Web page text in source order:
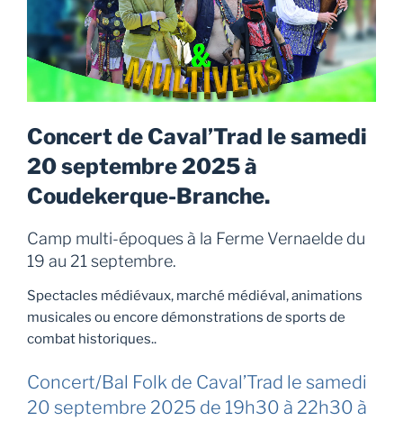
Concert de Caval’Trad le samedi
20 septembre 2025 à
Coudekerque-Branche.
Camp multi-époques à la Ferme Vernaelde du
19 au 21 septembre.
Spectacles médiévaux, marché médiéval, animations
musicales ou encore démonstrations de sports de
combat historiques..
Concert/Bal Folk de Caval’Trad le samedi
20 septembre 2025 de 19h30 à 22h30 à